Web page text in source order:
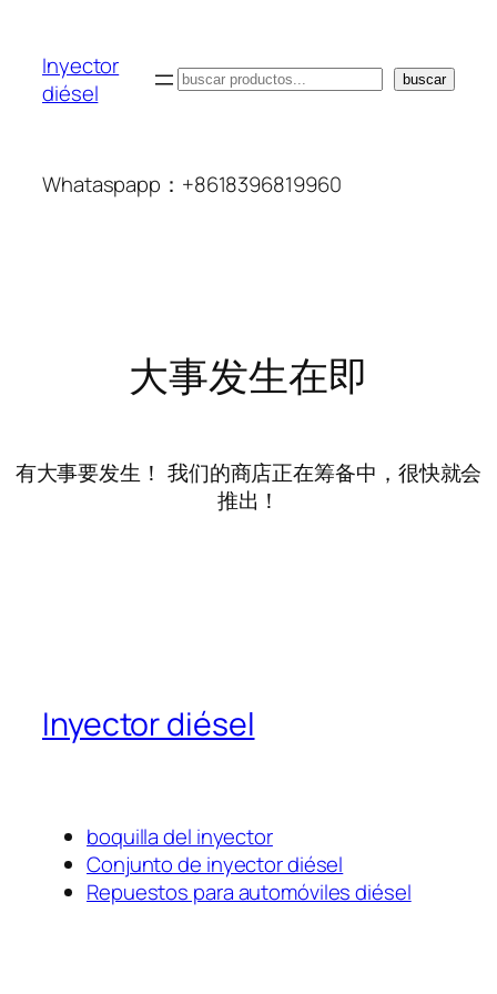
Inyector
diésel
搜
buscar
Whataspapp：+8618396819960
大事发生在即
有大事要发生！ 我们的商店正在筹备中，很快就会
推出！
Inyector diésel
boquilla del inyector
Conjunto de inyector diésel
Repuestos para automóviles diésel